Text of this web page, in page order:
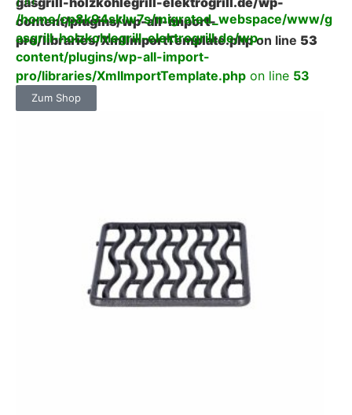
content/plugins/wp-all-import-
pro/libraries/XmlImportTemplate.phpon line 53
/home/cp8k94sklw7s/migrated_webspace/www/g
asgrill-holzkohlegrill-elektrogrill.de/wp-
content/plugins/wp-all-import-
pro/libraries/XmlImportTemplate.php on line 53
Zum Shop